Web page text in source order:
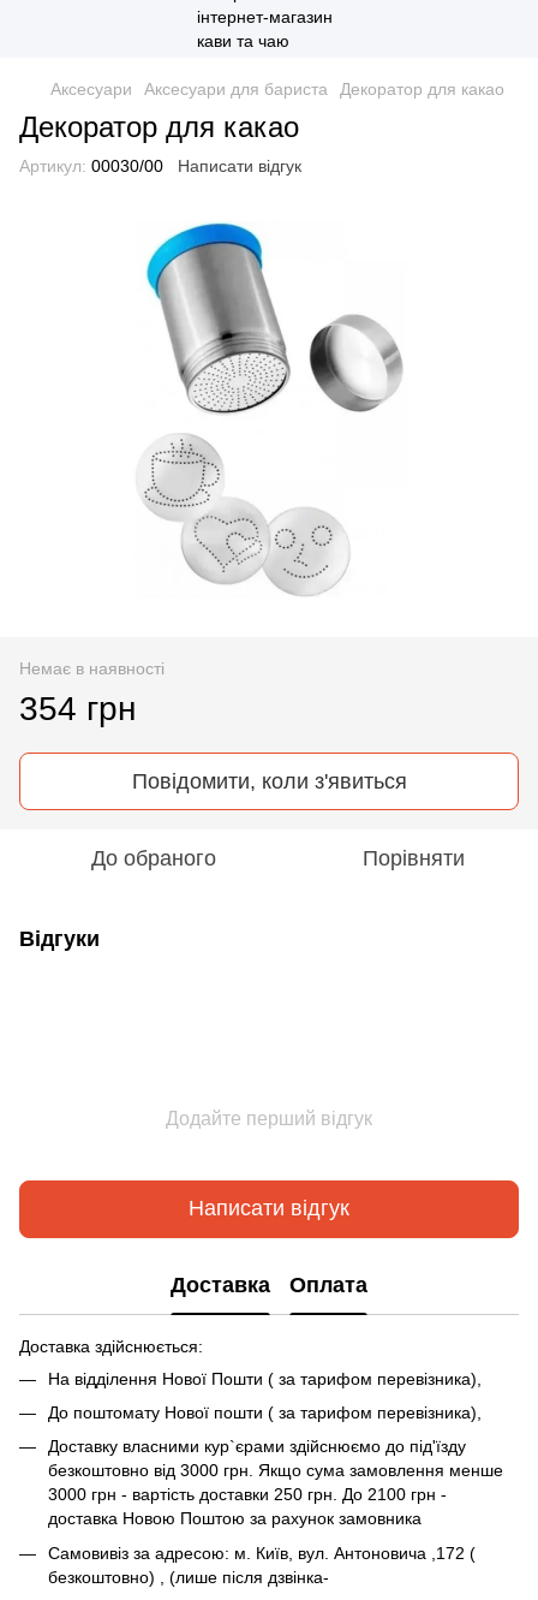
Аксесуари Аксесуари для бариста Декоратор для какао
Декоратор для какао
Артикул: 00030/00 Написати відгук
Немає в наявності
354 грн
Повідомити, коли з'явиться
До обраного Порівняти
Відгуки
Додайте перший відгук
Написати відгук
Доставка Оплата
Доставка здійснюється:
На відділення Нової Пошти ( за тарифом перевізника),
До поштомату Нової пошти ( за тарифом перевізника),
Доставку власними кур`єрами здійснюємо до під'їзду
безкоштовно від 3000 грн. Якщо сума замовлення менше
3000 грн - вартість доставки 250 грн. До 2100 грн -
доставка Новою Поштою за рахунок замовника
Самовивіз за адресою: м. Київ, вул. Антоновича ,172 (
безкоштовно) , (лише після дзвінка-